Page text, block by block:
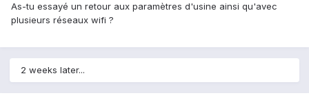
As-tu essayé un retour aux paramètres d'usine ainsi qu'avec
plusieurs réseaux wifi ?
2 weeks later...